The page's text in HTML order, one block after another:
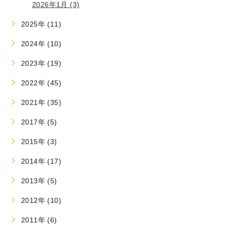
2026年1月 (3)
2025年 (11)
2024年 (10)
2023年 (19)
2022年 (45)
2021年 (35)
2017年 (5)
2015年 (3)
2014年 (17)
2013年 (5)
2012年 (10)
2011年 (6)